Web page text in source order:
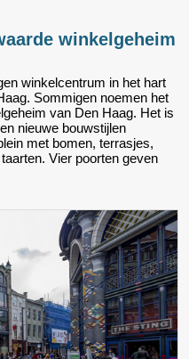
winkelgeheim
winkelcentrum in het hart
Sommigen noemen het
van Den Haag. Het is
nieuwe bouwstijlen
met bomen, terrasjes,
Vier poorten geven